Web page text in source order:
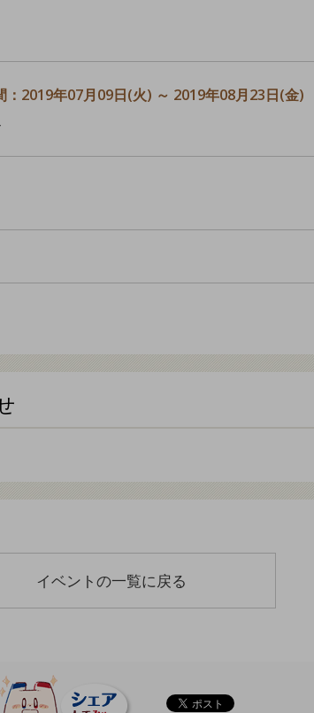
2019年07月09日(火) ～ 2019年08月23日(金)
イベントの一覧に戻る